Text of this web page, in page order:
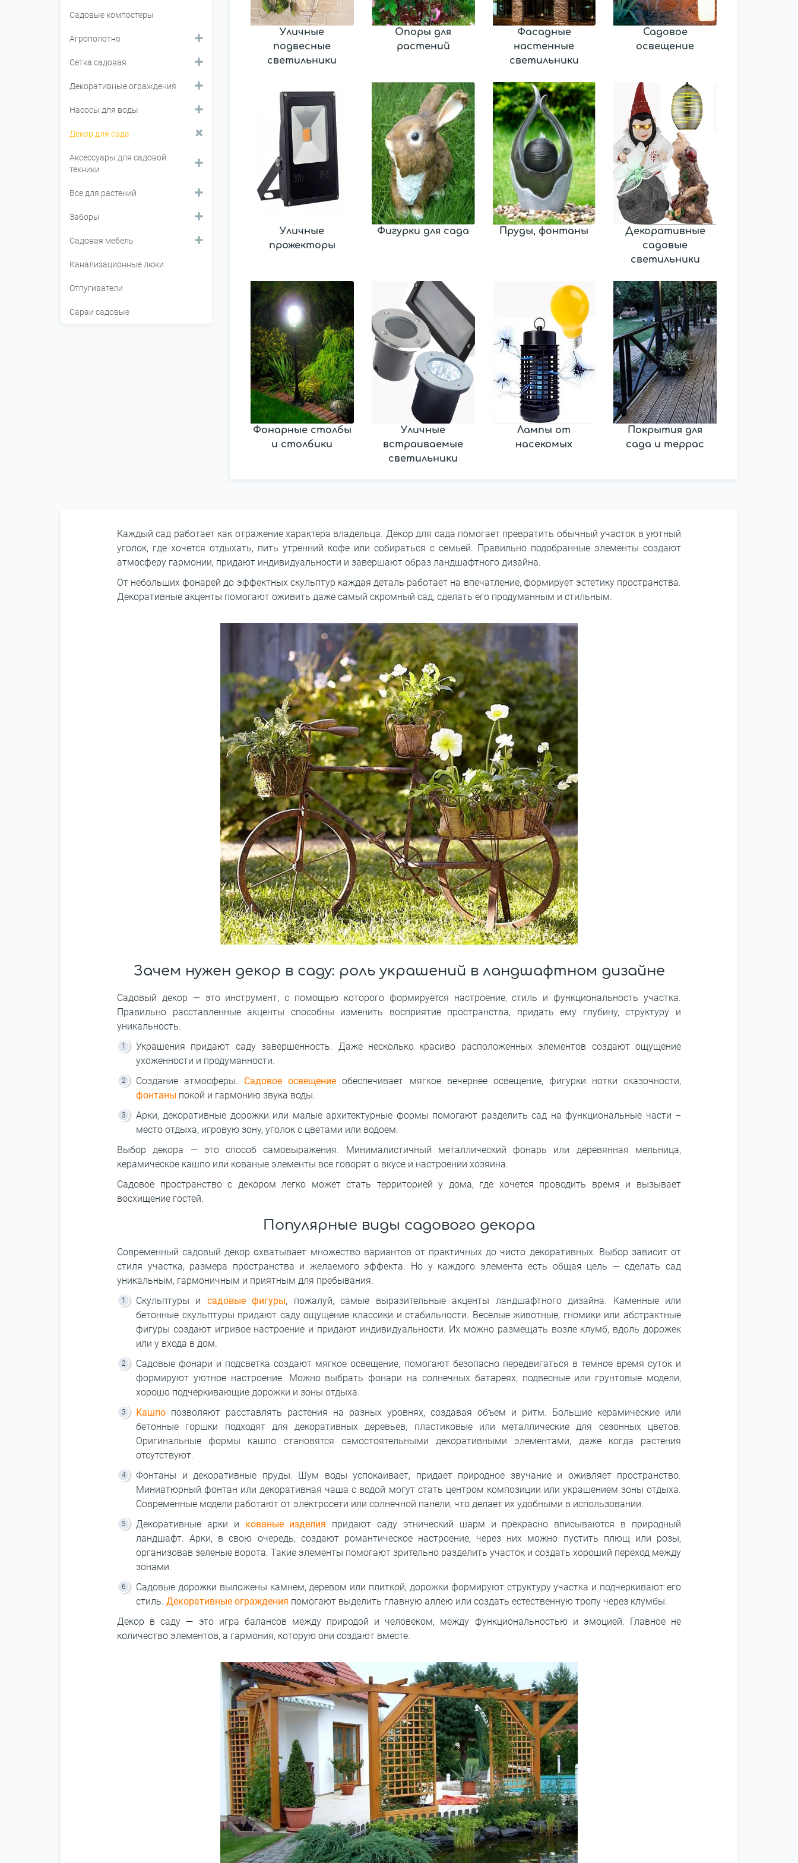
Садовые компостеры
Агрополотно
Сетка садовая
Декоративные ограждения
Насосы для воды
Декор для сада
Аксессуары для садовой
техники
Все для растений
Заборы
Садовая мебель
Канализационные люки
Отпугиватели
Сараи садовые
Уличные
подвесные
светильники
Опоры для
растений
Фасадные
настенные
светильники
Садовое
освещение
Уличные
прожекторы
Фигурки для сада Пруды, фонтаны
Декоративные
садовые
светильники
Фонарные столбы
и столбики
Уличные
встраиваемые
светильники
Лампы от
насекомых
Покрытия для
сада и террас
Каждый сад работает как отражение характера владельца. Декор для сада помогает превратить обычный участок в уютный
уголок, где хочется отдыхать, пить утренний кофе или собираться с семьей. Правильно подобранные элементы создают
атмосферу гармонии, придают индивидуальности и завершают образ ландшафтного дизайна.
От небольших фонарей до эффектных скульптур каждая деталь работает на впечатление, формирует эстетику пространства.
Декоративные акценты помогают оживить даже самый скромный сад, сделать его продуманным и стильным.
Зачем нужен декор в саду: роль украшений в ландшафтном дизайне
Садовый декор ― это инструмент, с помощью которого формируется настроение, стиль и функциональность участка.
Правильно расставленные акценты способны изменить восприятие пространства, придать ему глубину, структуру и
уникальность.
Украшения придают саду завершенность. Даже несколько красиво расположенных элементов создают ощущение
ухоженности и продуманности.
Создание атмосферы. Садовое освещение обеспечивает мягкое вечернее освещение, фигурки нотки сказочности,
фонтаны покой и гармонию звука воды.
Арки, декоративные дорожки или малые архитектурные формы помогают разделить сад на функциональные части –
место отдыха, игровую зону, уголок с цветами или водоем.
Выбор декора ― это способ самовыражения. Минималистичный металлический фонарь или деревянная мельница,
керамическое кашпо или кованые элементы все говорят о вкусе и настроении хозяина.
Садовое пространство с декором легко может стать территорией у дома, где хочется проводить время и вызывает
восхищение гостей.
Популярные виды садового декора
Современный садовый декор охватывает множество вариантов от практичных до чисто декоративных. Выбор зависит от
стиля участка, размера пространства и желаемого эффекта. Но у каждого элемента есть общая цель ― сделать сад
уникальным, гармоничным и приятным для пребывания.
Скульптуры и садовые фигуры, пожалуй, самые выразительные акценты ландшафтного дизайна. Каменные или
бетонные скульптуры придают саду ощущение классики и стабильности. Веселые животные, гномики или абстрактные
фигуры создают игривое настроение и придают индивидуальности. Их можно размещать возле клумб, вдоль дорожек
или у входа в дом.
Садовые фонари и подсветка создают мягкое освещение, помогают безопасно передвигаться в темное время суток и
формируют уютное настроение. Можно выбрать фонари на солнечных батареях, подвесные или грунтовые модели,
хорошо подчеркивающие дорожки и зоны отдыха.
Кашпо позволяют расставлять растения на разных уровнях, создавая объем и ритм. Большие керамические или
бетонные горшки подходят для декоративных деревьев, пластиковые или металлические для сезонных цветов.
Оригинальные формы кашпо становятся самостоятельными декоративными элементами, даже когда растения
отсутствуют.
Фонтаны и декоративные пруды. Шум воды успокаивает, придает природное звучание и оживляет пространство.
Миниатюрный фонтан или декоративная чаша с водой могут стать центром композиции или украшением зоны отдыха.
Современные модели работают от электросети или солнечной панели, что делает их удобными в использовании.
Декоративные арки и кованые изделия придают саду этнический шарм и прекрасно вписываются в природный
ландшафт. Арки, в свою очередь, создают романтическое настроение, через них можно пустить плющ или розы,
организовав зеленые ворота. Такие элементы помогают зрительно разделить участок и создать хороший переход между
зонами.
Садовые дорожки выложены камнем, деревом или плиткой, дорожки формируют структуру участка и подчеркивают его
стиль. Декоративные ограждения помогают выделить главную аллею или создать естественную тропу через клумбы.
Декор в саду ― это игра балансов между природой и человеком, между функциональностью и эмоцией. Главное не
количество элементов, а гармония, которую они создают вместе.